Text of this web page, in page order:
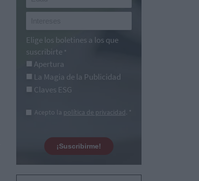
Elige los boletines a los que
suscribirte *
Apertura
La Magia de la Publicidad
Claves ESG
Acepto la política de privacidad. *
¡Suscribirme!